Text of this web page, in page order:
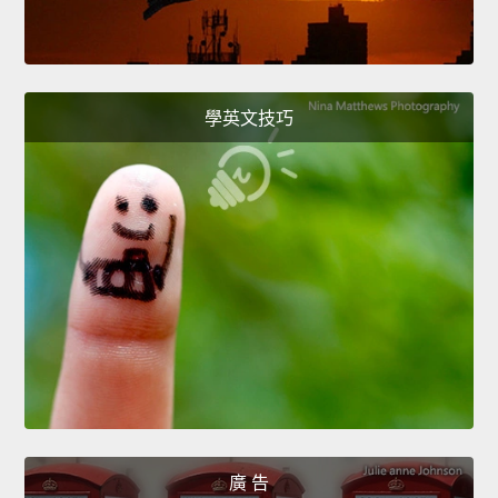
學英文技巧
廣 告